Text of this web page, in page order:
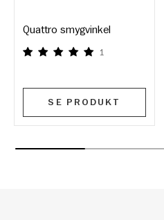
Quattro smygvinkel
1
SE PRODUKT